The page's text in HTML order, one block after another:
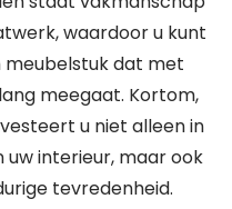
waardoor u kunt
meubelstuk dat met
meegaat. Kortom,
u niet alleen in
uw interieur, maar ook
tevredenheid.